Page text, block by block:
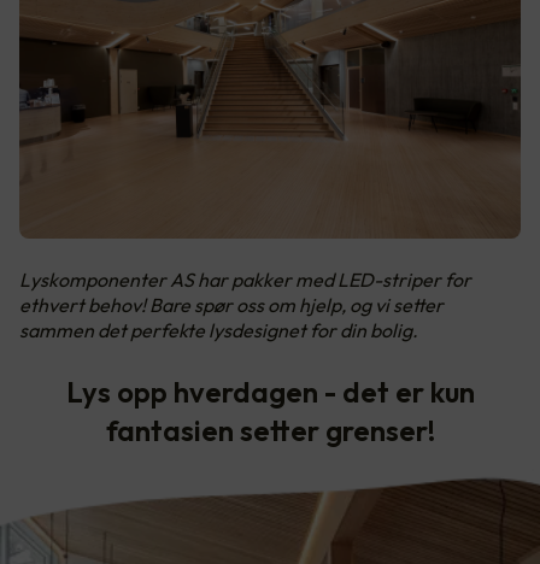
Lyskomponenter AS har pakker med LED-striper for
ethvert behov! Bare spør oss om hjelp, og vi setter
sammen det perfekte lysdesignet for din bolig.
Lys opp hverdagen - det er kun
fantasien setter grenser!